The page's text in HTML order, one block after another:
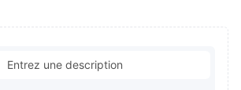
Entrez une description